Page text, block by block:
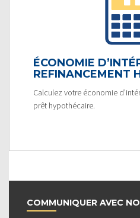
ÉCONOMIE
REFINANCEMENT
Calculez votre économie
prêt hypothécaire.
COMMUNIQUER AVEC